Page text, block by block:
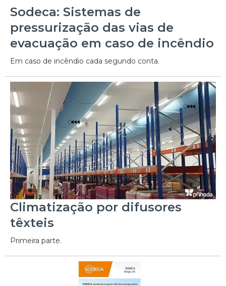
Sodeca: Sistemas de
pressurização das vias de
evacuação em caso de incêndio
Em caso de incêndio cada segundo conta.
Climatização por difusores
têxteis
Primeira parte.